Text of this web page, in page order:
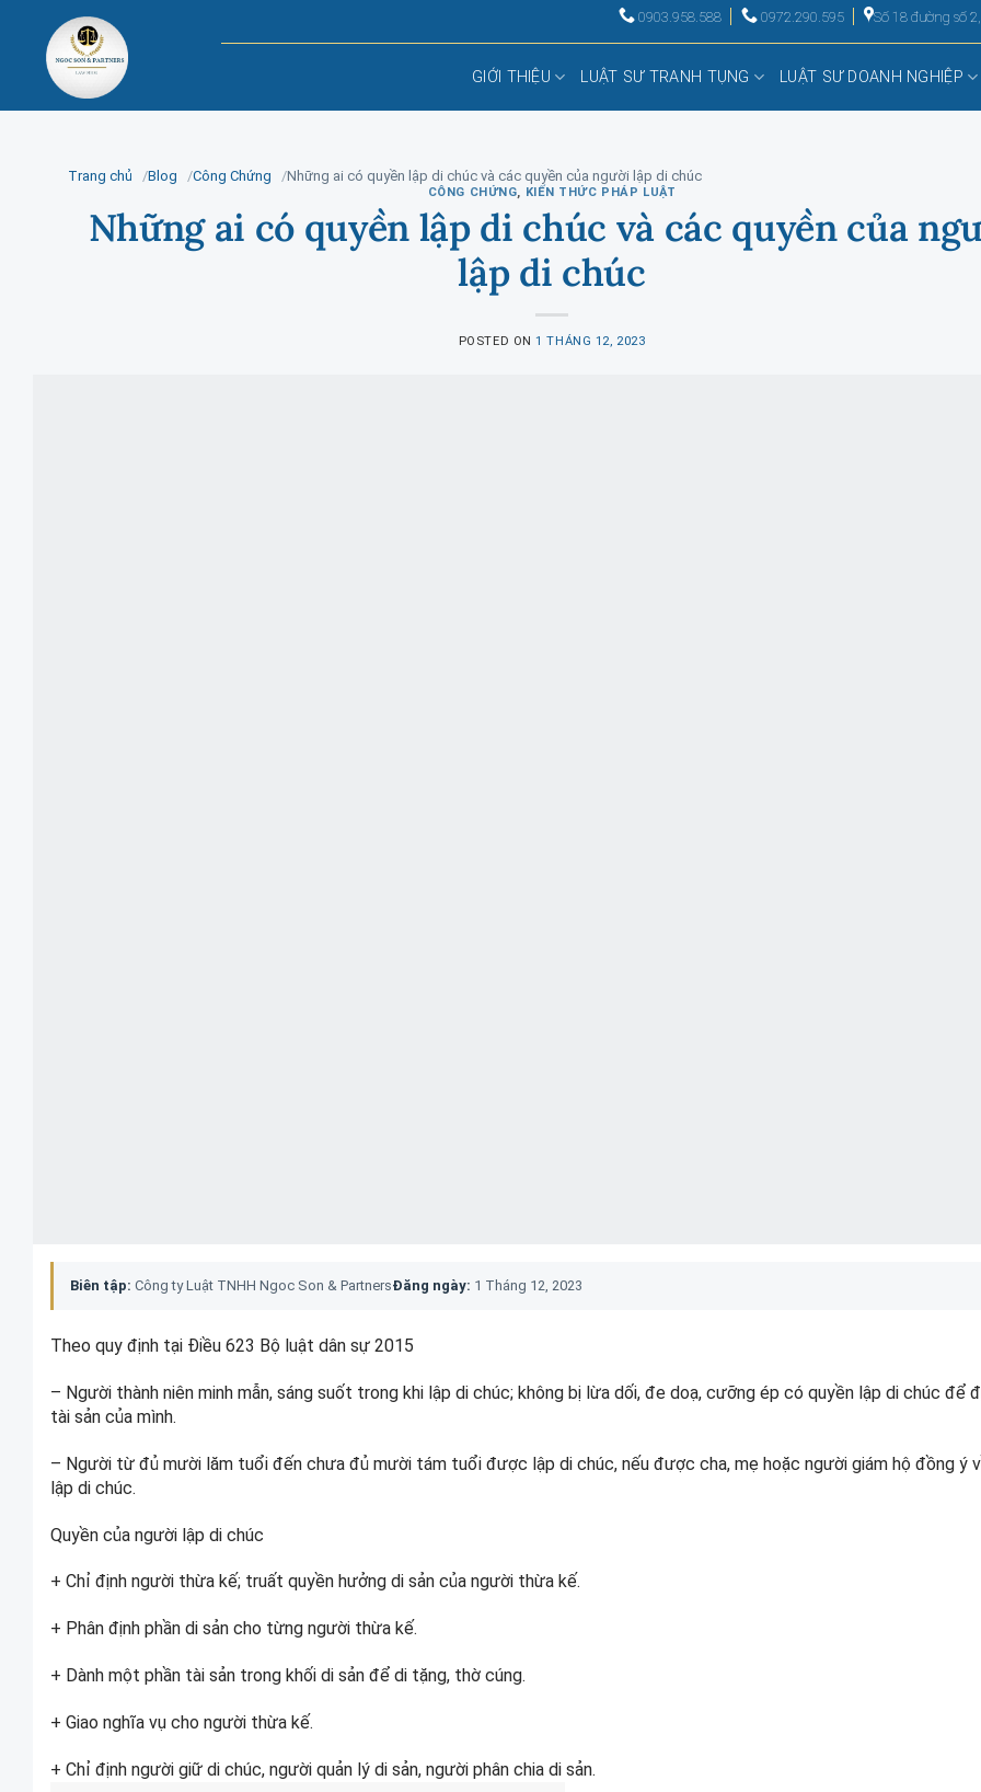
content
0903.958.588 0972.290.595 Số 18 đường số
GIỚI THIỆU LUẬT SƯ TRANH TỤNG LUẬT SƯ DOANH NGHIỆP
Trang chủ Blog Công Chứng Những ai có quyền lập di chúc và các quyền của người lập di chúc
CÔNG CHỨNG, KIẾN THỨC PHÁP LUẬT
Những ai có quyền lập di chúc và các quyền của
lập di chúc
POSTED ON1 THÁNG 12, 2023
Biên tập: Công ty Luật TNHH Ngoc Son & PartnersĐăng ngày: 1 Tháng 12, 2023
Theo quy định tại Điều 623 Bộ luật dân sự 2015
– Người thành niên minh mẫn, sáng suốt trong khi lập di chúc; không bị lừa dối, đe doạ, cưỡng ép có quyền lập di chúc để
tài sản của mình.
– Người từ đủ mười lăm tuổi đến chưa đủ mười tám tuổi được lập di chúc, nếu được cha, mẹ hoặc người giám hộ đồng ý
lập di chúc.
Quyền của người lập di chúc
+ Chỉ định người thừa kế; truất quyền hưởng di sản của người thừa kế.
+ Phân định phần di sản cho từng người thừa kế.
+ Dành một phần tài sản trong khối di sản để di tặng, thờ cúng.
+ Giao nghĩa vụ cho người thừa kế.
+ Chỉ định người giữ di chúc, người quản lý di sản, người phân chia di sản.